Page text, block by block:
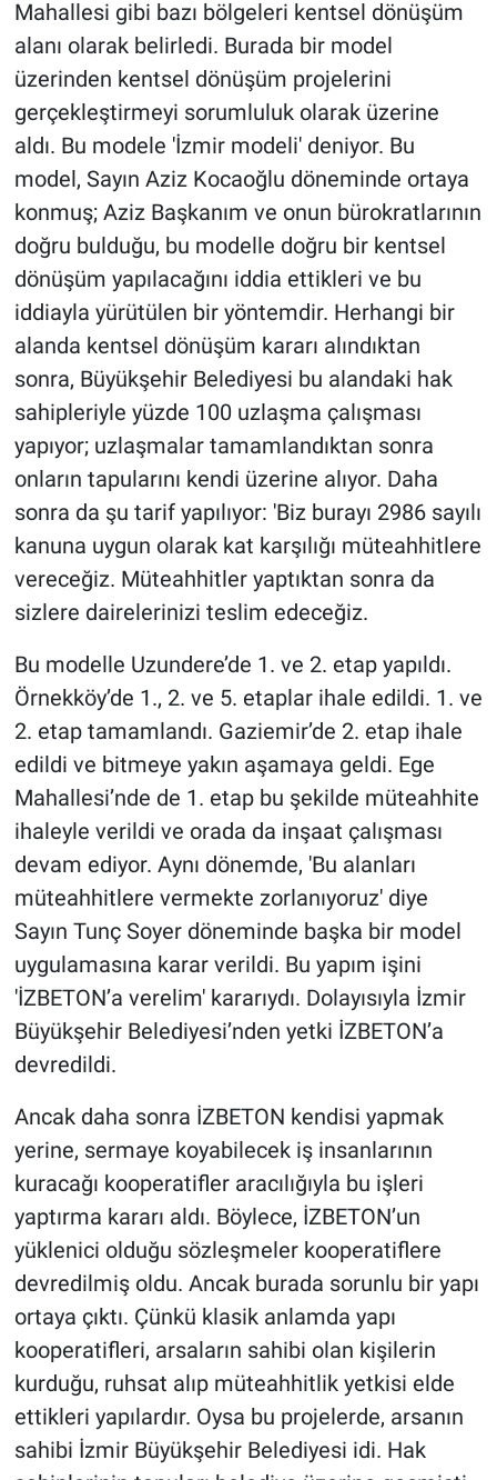
Mahallesi gibi bazı bölgeleri kentsel dönüşüm
alanı olarak belirledi. Burada bir model
üzerinden kentsel dönüşüm projelerini
gerçekleştirmeyi sorumluluk olarak üzerine
aldı. Bu modele 'İzmir modeli' deniyor. Bu
model, Sayın Aziz Kocaoğlu döneminde ortaya
konmuş; Aziz Başkanım ve onun bürokratlarının
doğru bulduğu, bu modelle doğru bir kentsel
dönüşüm yapılacağını iddia ettikleri ve bu
iddiayla yürütülen bir yöntemdir. Herhangi bir
alanda kentsel dönüşüm kararı alındıktan
sonra, Büyükşehir Belediyesi bu alandaki hak
sahipleriyle yüzde 100 uzlaşma çalışması
yapıyor; uzlaşmalar tamamlandıktan sonra
onların tapularını kendi üzerine alıyor. Daha
sonra da şu tarif yapılıyor: 'Biz burayı 2986 sayılı
kanuna uygun olarak kat karşılığı müteahhitlere
vereceğiz. Müteahhitler yaptıktan sonra da
sizlere dairelerinizi teslim edeceğiz.
Bu modelle Uzundere’de 1. ve 2. etap yapıldı.
Örnekköy’de 1., 2. ve 5. etaplar ihale edildi. 1. ve
2. etap tamamlandı. Gaziemir’de 2. etap ihale
edildi ve bitmeye yakın aşamaya geldi. Ege
Mahallesi’nde de 1. etap bu şekilde müteahhite
ihaleyle verildi ve orada da inşaat çalışması
devam ediyor. Aynı dönemde, 'Bu alanları
müteahhitlere vermekte zorlanıyoruz' diye
Sayın Tunç Soyer döneminde başka bir model
uygulamasına karar verildi. Bu yapım işini
'İZBETON’a verelim' kararıydı. Dolayısıyla İzmir
Büyükşehir Belediyesi’nden yetki İZBETON’a
devredildi.
Ancak daha sonra İZBETON kendisi yapmak
yerine, sermaye koyabilecek iş insanlarının
kuracağı kooperatifler aracılığıyla bu işleri
yaptırma kararı aldı. Böylece, İZBETON’un
yüklenici olduğu sözleşmeler kooperatiflere
devredilmiş oldu. Ancak burada sorunlu bir yapı
ortaya çıktı. Çünkü klasik anlamda yapı
kooperatifleri, arsaların sahibi olan kişilerin
kurduğu, ruhsat alıp müteahhitlik yetkisi elde
ettikleri yapılardır. Oysa bu projelerde, arsanın
sahibi İzmir Büyükşehir Belediyesi idi. Hak